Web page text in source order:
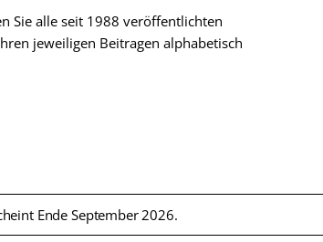
Sie alle seit 1988 veröffentlichten
jeweiligen Beitragen alphabetisch
Ende September 2026.